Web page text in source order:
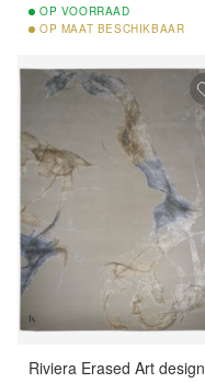
OP VOORRAAD
OP MAAT BESCHIKBAAR
Riviera Erased Art design